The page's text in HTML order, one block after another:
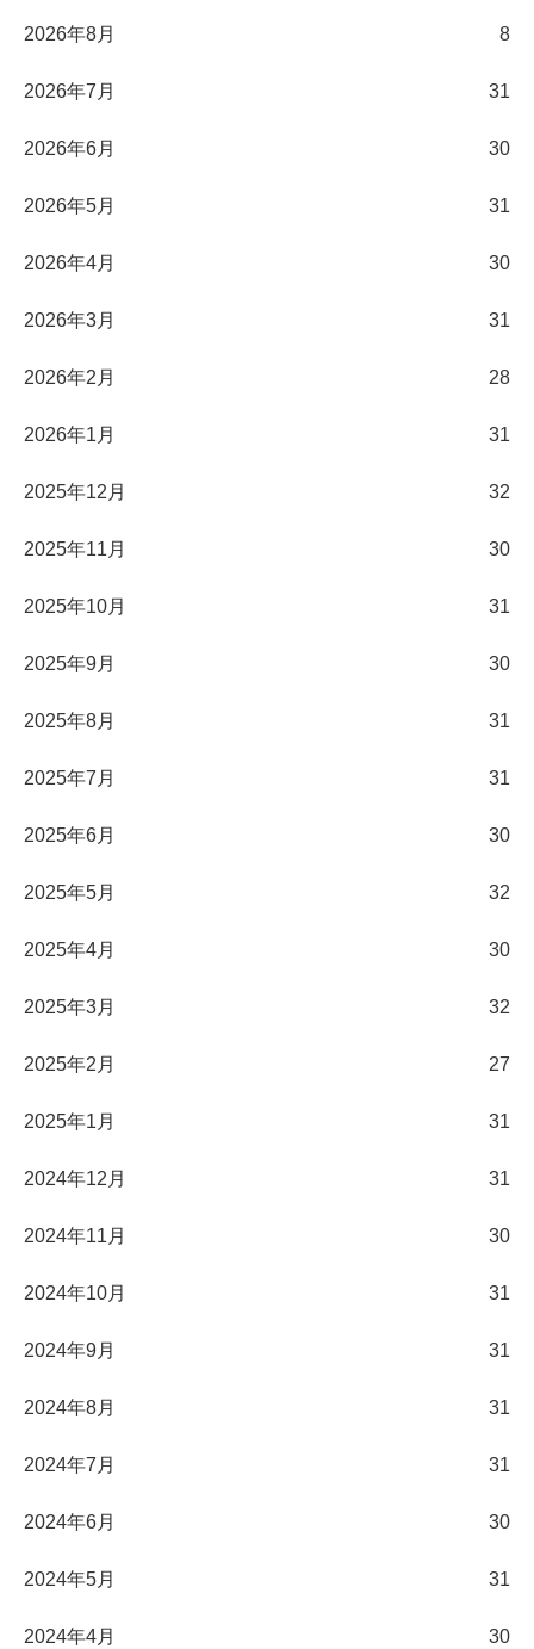
2026年8月 8
2026年7月 31
2026年6月 30
2026年5月 31
2026年4月 30
2026年3月 31
2026年2月 28
2026年1月 31
2025年12月 32
2025年11月 30
2025年10月 31
2025年9月 30
2025年8月 31
2025年7月 31
2025年6月 30
2025年5月 32
2025年4月 30
2025年3月 32
2025年2月 27
2025年1月 31
2024年12月 31
2024年11月 30
2024年10月 31
2024年9月 31
2024年8月 31
2024年7月 31
2024年6月 30
2024年5月 31
2024年4月 30